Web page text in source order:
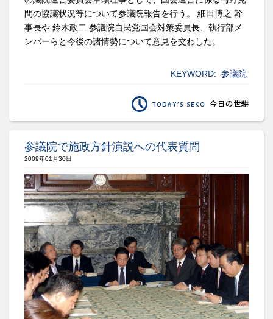
間の協議状況等について参議院報告を行う。 細田博之 幹
事長や 鈴木政二 参議院自民党国会対策委員長、執行部メ
ンバーらと今後の諸情勢について意見を交わした。
KEYWORD: 参議院
参議院で施政方針演説への代表質問
2009年01月30日